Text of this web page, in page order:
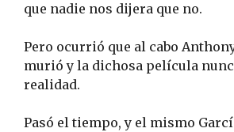
que nadie nos dijera que no.
Pero ocurrió que al cabo
murió y la dichosa película
realidad.
Pasó el tiempo, y el mismo